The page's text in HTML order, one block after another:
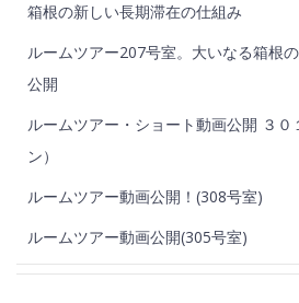
箱根の新しい長期滞在の仕組み
ルームツアー207号室。大いなる箱根
公開
ルームツアー・ショート動画公開 ３０
ン）
ルームツアー動画公開！(308号室)
ルームツアー動画公開(305号室)